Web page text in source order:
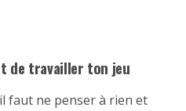
de travailler ton jeu
faut ne penser à rien et